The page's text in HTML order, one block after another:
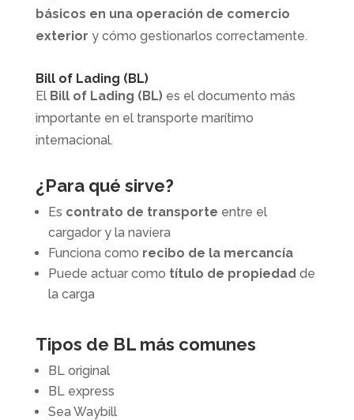
básicos en una operación de comercio
exterior y cómo gestionarlos correctamente.
Bill of Lading (BL)
El Bill of Lading (BL)es el documento más
importante en el transporte marítimo
internacional.
¿Para qué sirve?
Es contrato de transporte entre el
cargador y la naviera
Funciona como recibo de la mercancía
Puede actuar como título de propiedad de
la carga
Tipos de BL más comunes
BL original
BL express
Sea Waybill